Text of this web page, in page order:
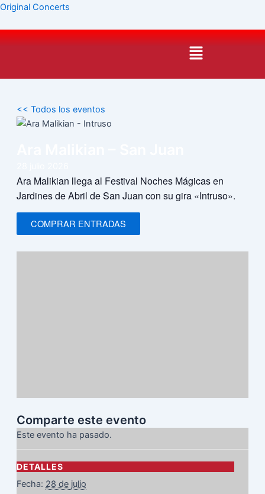
Ir
contenido
Original Concerts
Menú
<< Todos los eventos
Ara Malikian llega al Festival Noches Mágicas en
Jardines de Abril de San Juan con su gira «Intruso».
COMPRAR ENTRADAS
Comparte este evento
Este evento ha pasado.
DETALLES
Fecha: 28 de julio